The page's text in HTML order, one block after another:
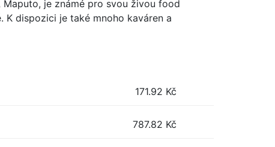
je známé pro svou živou food
K dispozici je také mnoho kaváren a
171.92 Kč
787.82 Kč